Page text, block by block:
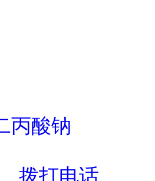
丙酸钠
拨打电话